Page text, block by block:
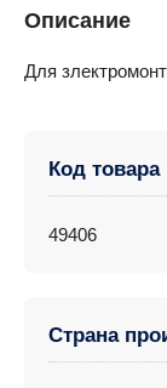
Описание
Для
Код товара
49406
Страна